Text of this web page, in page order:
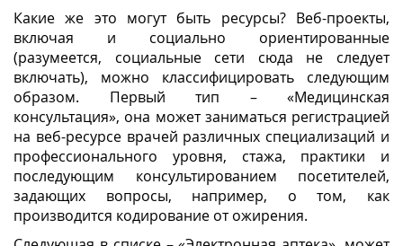
Какие же это могут быть ресурсы? Веб-проекты,
включая и социально ориентированные
(разумеется, социальные сети сюда не следует
включать), можно классифицировать следующим
образом. Первый тип – «Медицинская
консультация», она может заниматься регистрацией
на веб-ресурсе врачей различных специализаций и
профессионального уровня, стажа, практики и
последующим консультированием посетителей,
задающих вопросы, например, о том, как
производится кодирование от ожирения.